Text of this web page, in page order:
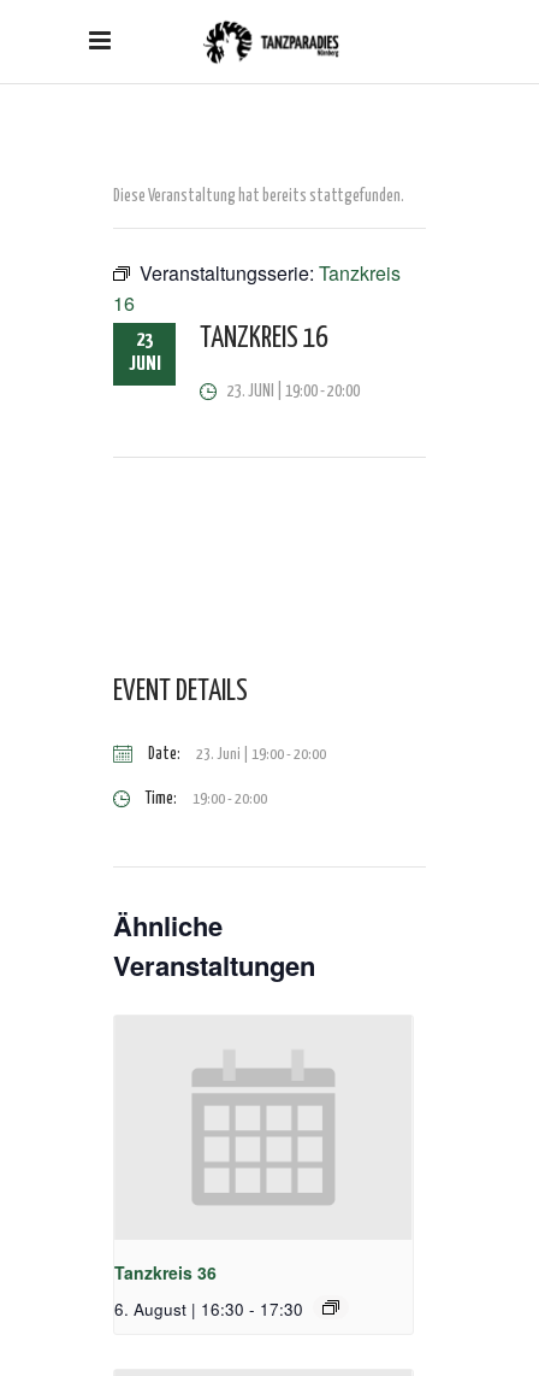
Diese Veranstaltung hat bereits stattgefunden.
Veranstaltungsserie: Tanzkreis
16
23
JUNI
TANZKREIS 16
23. JUNI | 19:00-20:00
EVENT DETAILS
Date: 23. Juni | 19:00-20:00
Time: 19:00 - 20:00
Ähnliche
Veranstaltungen
Tanzkreis 36
6. August | 16:30 - 17:30